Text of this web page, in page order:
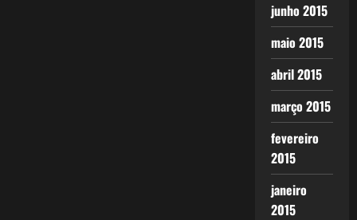
junho 2015
maio 2015
abril 2015
março 2015
fevereiro
2015
janeiro
2015